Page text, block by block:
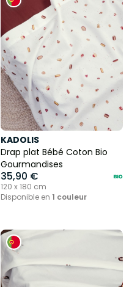
KADOLIS
Drap plat Bébé Coton Bio
Gourmandises
35,90 €
120 x 180 cm
Disponible en 1 couleur